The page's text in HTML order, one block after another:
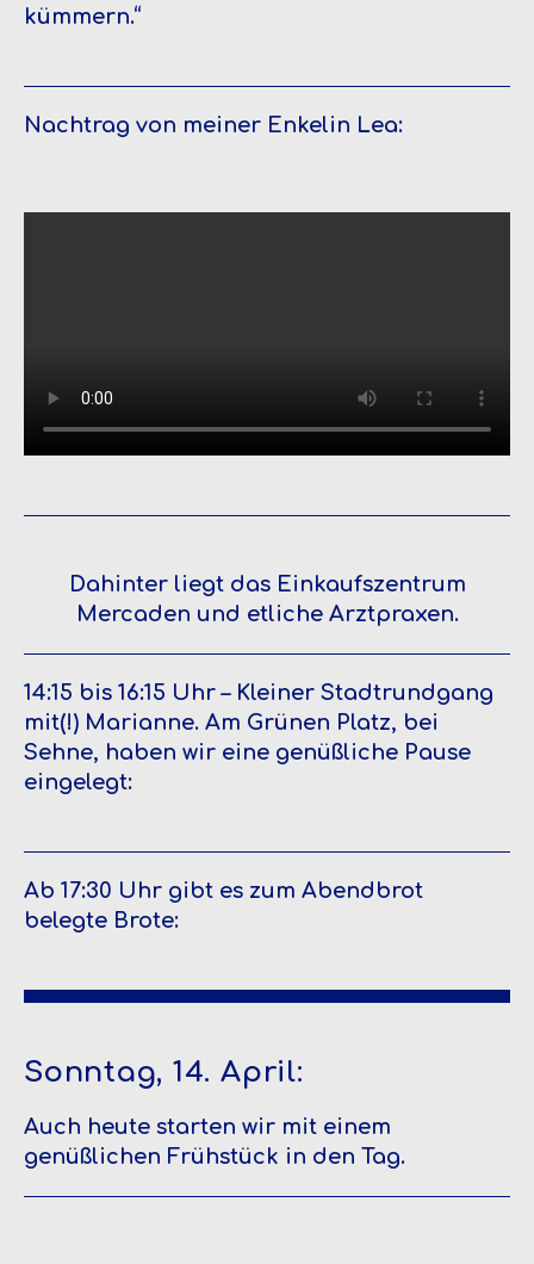
kümmern.“
Nachtrag von meiner Enkelin Lea:
Dahinter liegt das Einkaufszentrum
Mercaden und etliche Arztpraxen.
14:15 bis 16:15 Uhr – Kleiner Stadtrundgang
mit(!) Marianne. Am Grünen Platz, bei
Sehne, haben wir eine genüßliche Pause
eingelegt:
Ab 17:30 Uhr gibt es zum Abendbrot
belegte Brote:
Sonntag, 14. April:
Auch heute starten wir mit einem
genüßlichen Frühstück in den Tag.